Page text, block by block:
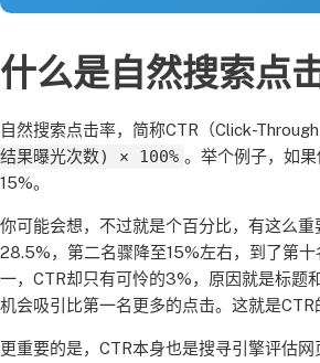
什么是自然搜索点
自然搜索点击率，简称CTR（Click-
结果曝光次数) × 100% 。举个例子，如
15%。
你可能会想，不过就是个百分比，有这么
28.5%，第二名骤降至15%左右，到了第
一，CTR却只有可怜的3%，原因就是标题
机会吸引比第一名更多的点击。这就是
更重要的是，CTR本身也是搜寻引擎评估